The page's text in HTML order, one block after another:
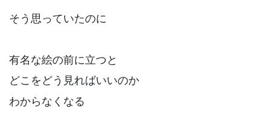
そう思っていたのに
有名な絵の前に立つと
どこをどう見ればいいのか
わからなくなる